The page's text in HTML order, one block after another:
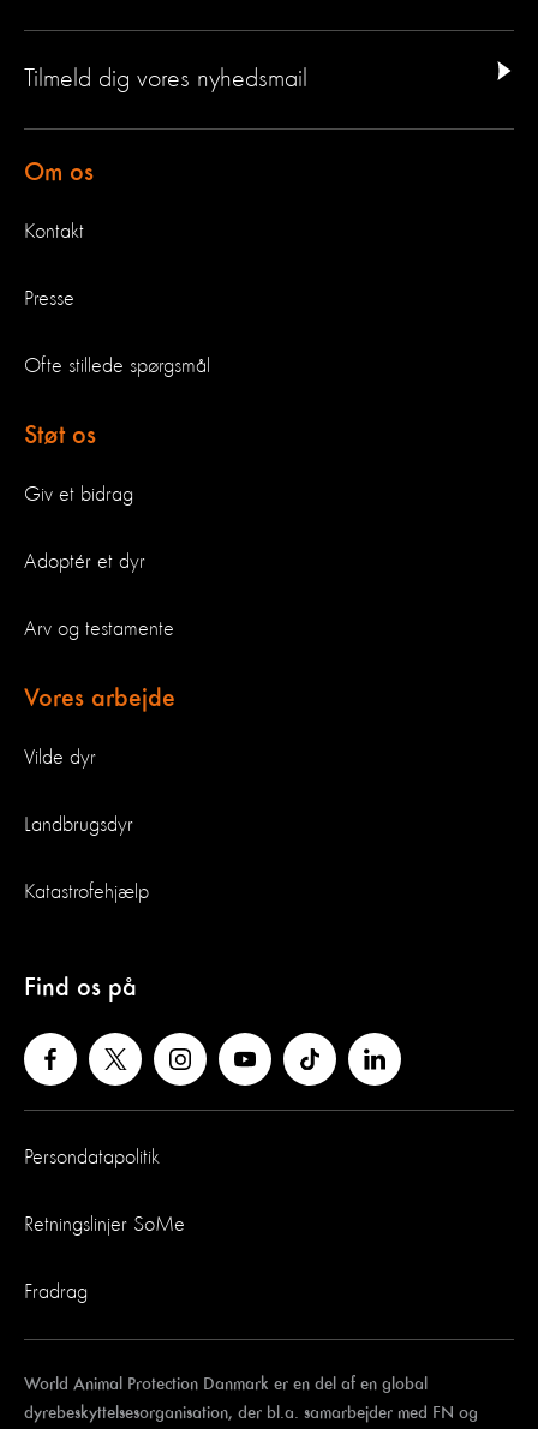
Tilmeld dig vores nyhedsmail
Om os
Kontakt
Presse
Ofte stillede spørgsmål
Støt os
Giv et bidrag
Adoptér et dyr
Arv og testamente
Vores arbejde
Vilde dyr
Landbrugsdyr
Katastrofehjælp
Find os på
Persondatapolitik
Retningslinjer SoMe
Fradrag
World Animal Protection Danmark er en del af en global
dyrebeskyttelsesorganisation, der bl.a. samarbejder med FN og